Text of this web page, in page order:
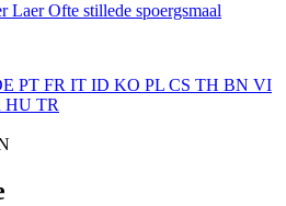
LaerOfte stillede spoergsmaal
PT FR IT ID KO PL CS TH BN VI
HU TR